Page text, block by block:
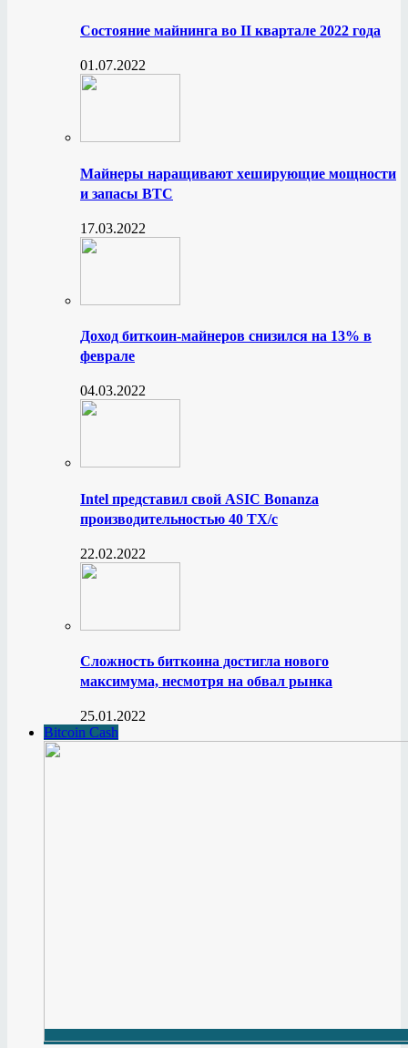
Состояние майнинга во II квартале 2022 года
01.07.2022
Майнеры наращивают хеширующие мощности
и запасы BTC
17.03.2022
Доход биткоин-майнеров снизился на 13% в
феврале
04.03.2022
Intel представил свой ASIC Bonanza
производительностью 40 ТХ/с
22.02.2022
Сложность биткоина достигла нового
максимума, несмотря на обвал рынка
25.01.2022
Bitcoin Cash